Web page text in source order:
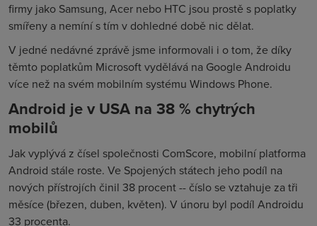
firmy jako Samsung, Acer nebo HTC jsou prostě s poplatky
smířeny a nemíní s tím v dohledné době nic dělat.
V jedné nedávné zprávě jsme informovali i o tom, že díky
těmto poplatkům Microsoft vydělává na Google Androidu
více než na svém mobilním systému Windows Phone.
Android je v USA na 38 % chytrých
mobilů
Jak vyplývá z čísel společnosti ComScore, mobilní platforma
Android stále roste. Ve Spojených státech jeho podíl na
nových přístrojích činil 38 procent -- číslo se vztahuje za tři
měsíce (březen, duben, květen). V únoru byl podíl Androidu
33 procenta.